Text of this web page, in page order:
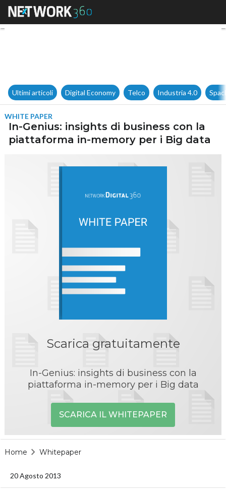
In-Genius: insights di
Ultimi articoli Digital Economy Telco Industria 4.0
WHITE PAPER
In-Genius: insights di business con la
piattaforma in-memory per i Big data
Scarica gratuitamente
In-Genius: insights di business con la
piattaforma in-memory per i Big data
SCARICA IL WHITEPAPER
Home Whitepaper
20 Agosto 2013